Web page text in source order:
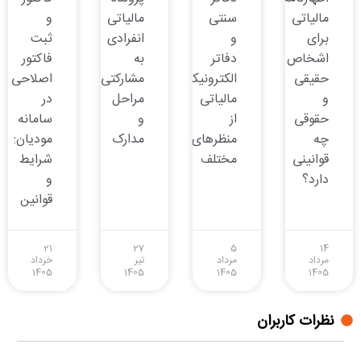
مالیاتی
برای
اشخاص
حقیقی
و
حقوقی
چه
قوانینی
دارد؟
14
مرداد
1405
سنتی
و
دفاتر
الکترونیکی
مالیاتی
از
منظرهای
مختلف
5
مرداد
1405
مالیاتی
انفرادی
به
مشارکتی:
مراحل
و
مدارک
27
تیر
1405
و
ثبت
فاکتور
اصلاحی
در
سامانه
مودیان:
شرایط
و
قوانین
21
خرداد
1405
نظرات کاربران